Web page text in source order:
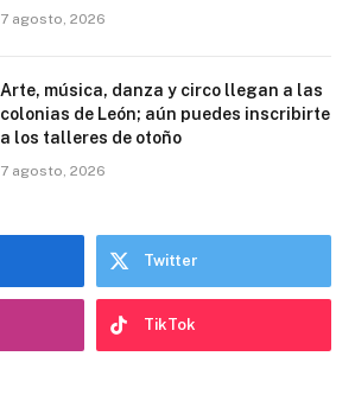
7 agosto, 2026
Arte, música, danza y circo llegan a las
colonias de León; aún puedes inscribirte
a los talleres de otoño
7 agosto, 2026
Twitter
TikTok